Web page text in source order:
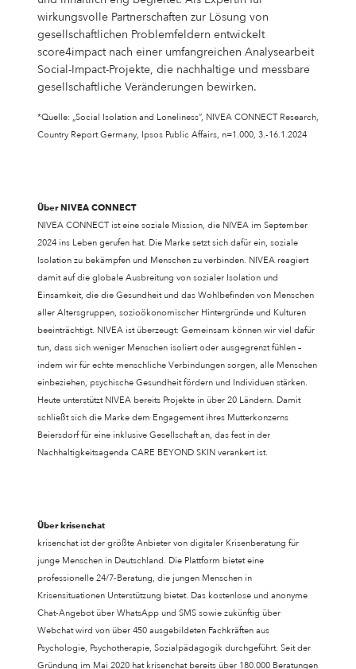
wirkungsvolle Partnerschaften zur Lösung von
gesellschaftlichen Problemfeldern entwickelt
score4impact nach einer umfangreichen Analysearbeit
Social-Impact-Projekte, die nachhaltige und messbare
gesellschaftliche Veränderungen bewirken.
*Quelle: „Social Isolation and Loneliness“, NIVEA CONNECT Research,
Country Report Germany, Ipsos Public Affairs, n=1.000, 3.-16.1.2024
Über NIVEA CONNECT
NIVEA CONNECT ist eine soziale Mission, die NIVEA im September
2024 ins Leben gerufen hat. Die Marke setzt sich dafür ein, soziale
Isolation zu bekämpfen und Menschen zu verbinden. NIVEA reagiert
damit auf die globale Ausbreitung von sozialer Isolation und
Einsamkeit, die die Gesundheit und das Wohlbefinden von Menschen
aller Altersgruppen, sozioökonomischer Hintergründe und Kulturen
beeinträchtigt. NIVEA ist überzeugt: Gemeinsam können wir viel dafür
tun, dass sich weniger Menschen isoliert oder ausgegrenzt fühlen –
indem wir für echte menschliche Verbindungen sorgen, alle Menschen
einbeziehen, psychische Gesundheit fördern und Individuen stärken.
Heute unterstützt NIVEA bereits Projekte in über 20 Ländern. Damit
schließt sich die Marke dem Engagement ihres Mutterkonzerns
Beiersdorf für eine inklusive Gesellschaft an, das fest in der
Nachhaltigkeitsagenda CARE BEYOND SKIN verankert ist.
Über krisenchat
krisenchat ist der größte Anbieter von digitaler Krisenberatung für
junge Menschen in Deutschland. Die Plattform bietet eine
professionelle 24/7-Beratung, die jungen Menschen in
Krisensituationen Unterstützung bietet. Das kostenlose und anonyme
Chat-Angebot über WhatsApp und SMS sowie zukünftig über
Webchat wird von über 450 ausgebildeten Fachkräften aus
Psychologie, Psychotherapie, Sozialpädagogik durchgeführt. Seit der
Gründung im Mai 2020 hat krisenchat bereits über 180.000 Beratungen